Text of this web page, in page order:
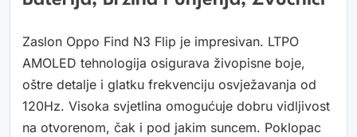
Zaslon Oppo Find N3 Flip je impresivan. LTPO
AMOLED tehnologija osigurava živopisne boje,
oštre detalje i glatku frekvenciju osvježavanja od
120Hz. Visoka svjetlina omogućuje dobru vidljivost
na otvorenom, čak i pod jakim suncem. Poklopac